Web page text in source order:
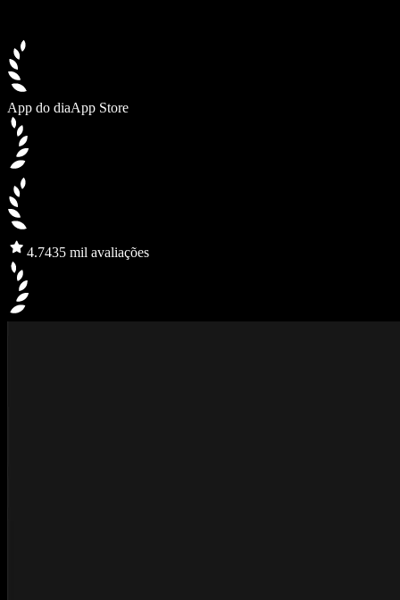
App do diaApp Store
4.7435 mil avaliações